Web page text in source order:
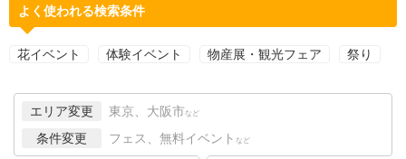
よく使われる検索条件
花イベント 体験イベント 物産展・観光フェア 祭り
エリア変更 東京、大阪市 など
条件変更 フェス、無料イベント など